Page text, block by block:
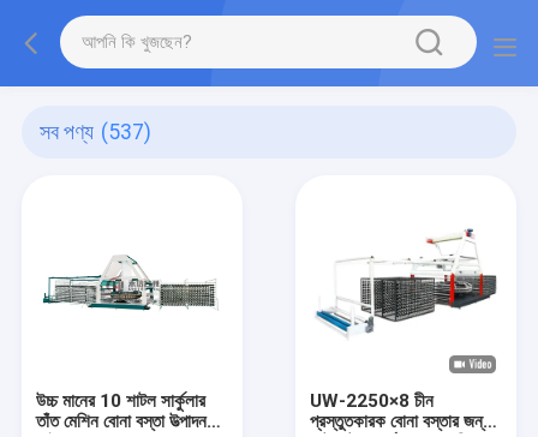
সব পণ্য (537)
উচ্চ মানের 10 শাটল সার্কুলার
তাঁত মেশিন বোনা বস্তা উত্পাদন
UW-2250×8 চীন
প্রস্তুতকারক বোনা বস্তার জন্য